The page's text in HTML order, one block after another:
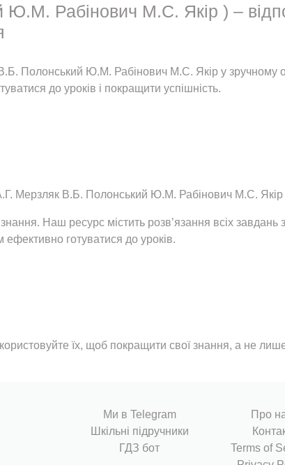
Рабінович М.С. Якір ) –
В.Б. Полонський Ю.М. Рабінович М.С. Якір у зручному
до уроків і покращити успішність.
Мерзляк В.Б. Полонський Ю.М. Рабінович М.С. Якір
Наш ресурс містить розв’язання всіх завдань з
готуватися до уроків.
їх, щоб покращити свої знання, а не
Ми в Telegram
Шкільні підручники
ГДЗ бот
Про
Terms of